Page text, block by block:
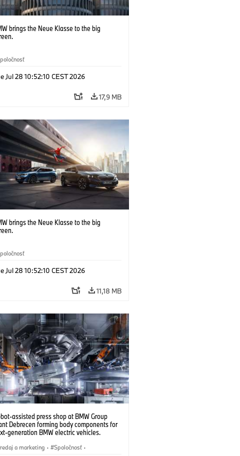
brings the Neue Klasse to the big
Jul 28 10:52:10 CEST 2026
17,9 MB
brings the Neue Klasse to the big
Jul 28 10:52:10 CEST 2026
11,18 MB
assisted press shop at BMW Group
Debrecen forming body components for
generation BMW electric vehicles.
a marketing · Spoločnosť ·